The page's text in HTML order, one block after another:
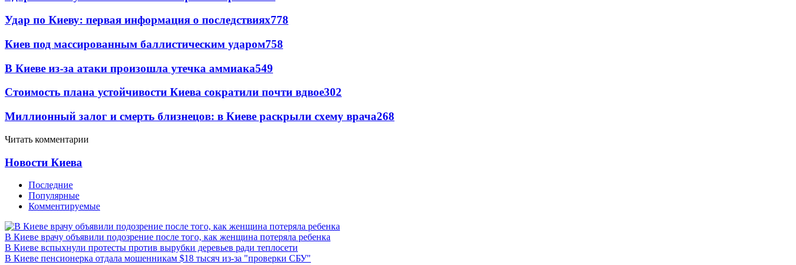
Удар по Киеву: первая информация о последствиях778
Киев под массированным баллистическим ударом758
В Киеве из-за атаки произошла утечка аммиака549
Стоимость плана устойчивости Киева сократили почти вдвое302
Миллионный залог и смерть близнецов: в Киеве раскрыли схему врача268
Читать комментарии
Новости Киева
Последние
Популярные
Комментируемые
В Киеве врачу объявили подозрение после того, как женщина потеряла ребенка
В Киеве вспыхнули протесты против вырубки деревьев ради теплосети
В Киеве пенсионерка отдала мошенникам $18 тысяч из-за "проверки СБУ"